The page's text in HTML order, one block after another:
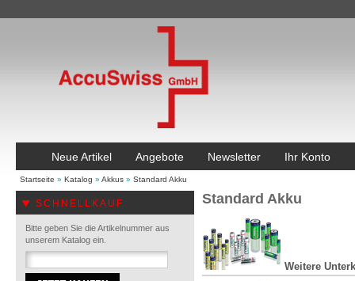
Neue Artikel Angebote Newsletter Ihr Konto
Startseite » Katalog » Akkus » Standard Akku
SCHNELLKAUF
Bitte geben Sie die Artikelnummer aus
unserem Katalog ein.
Standard Akku
Weitere